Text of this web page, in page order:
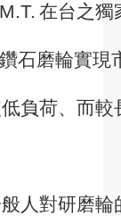
在台之獨
鑽石磨輪實現
負荷、而
人對研磨